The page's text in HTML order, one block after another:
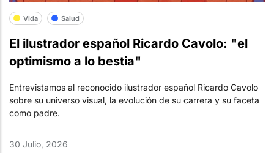
Vida Salud
El ilustrador español Ricardo Cavolo: "el
optimismo a lo bestia"
Entrevistamos al reconocido ilustrador español Ricardo Cavolo
sobre su universo visual, la evolución de su carrera y su faceta
como padre.
30 Julio, 2026